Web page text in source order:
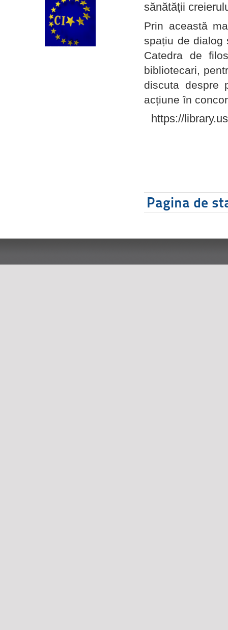
sănătății
Prin această
spațiu de dialog
Catedra de
bibliotecari,
discuta despre
acțiune în
https://
Pagina de